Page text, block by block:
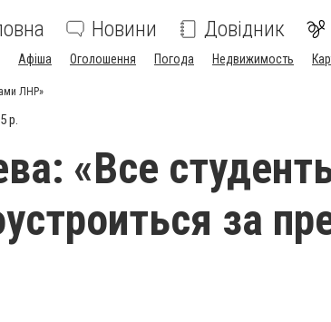
Новини Довідник
Афіша Оголошення Погода Недвижимость
ЛНР»
р.
«Все
за